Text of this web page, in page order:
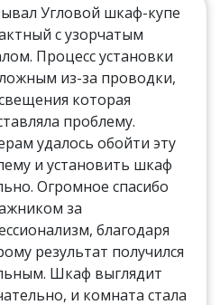
Угловой шкаф-купе
с узорчатым
Процесс установки
из-за проводки,
которая
проблему.
удалось обойти эту
и установить шкаф
Огромное спасибо
за
благодаря
результат получился
Шкаф выглядит
и комната стала